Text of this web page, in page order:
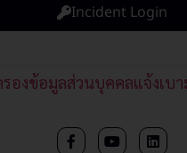
Incident Login
องข้อมูลส่วนบุคคลแจ้งเบ